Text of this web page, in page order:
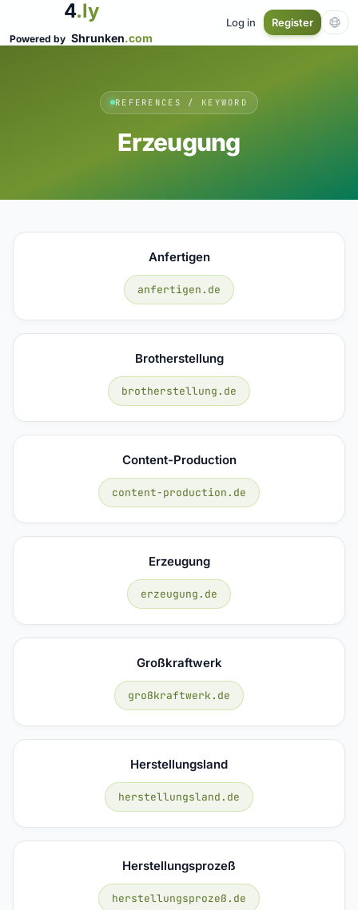
4.ly
Powered by Shrunken.com
Log in Register
REFERENCES / KEYWORD
Erzeugung
Anfertigen
anfertigen.de
Brotherstellung
brotherstellung.de
Content-Production
content-production.de
Erzeugung
erzeugung.de
Großkraftwerk
großkraftwerk.de
Herstellungsland
herstellungsland.de
Herstellungsprozeß
herstellungsprozeß.de